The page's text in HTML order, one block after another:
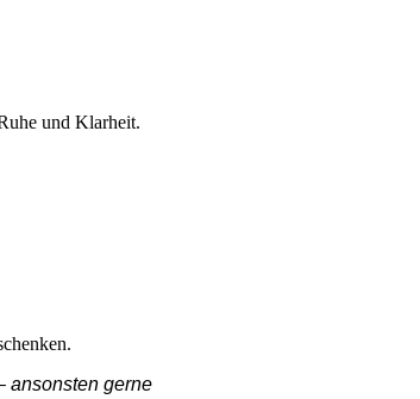
und Klarheit.
ansonsten gerne